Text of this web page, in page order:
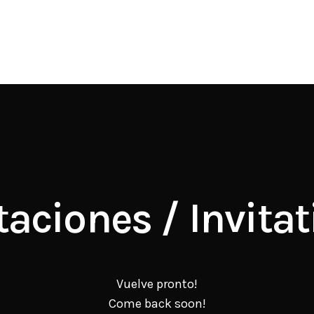
/
Vuelve pronto!
Come back soon!